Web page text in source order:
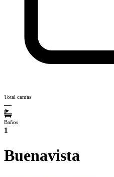
Total camas
—
Baños
1
Buenavista